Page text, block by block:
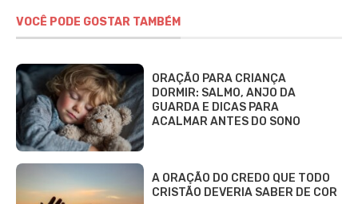
VOCÊ PODE GOSTAR TAMBÉM
ORAÇÃO PARA CRIANÇA
DORMIR: SALMO, ANJO DA
GUARDA E DICAS PARA
ACALMAR ANTES DO SONO
A ORAÇÃO DO CREDO QUE TODO
CRISTÃO DEVERIA SABER DE COR